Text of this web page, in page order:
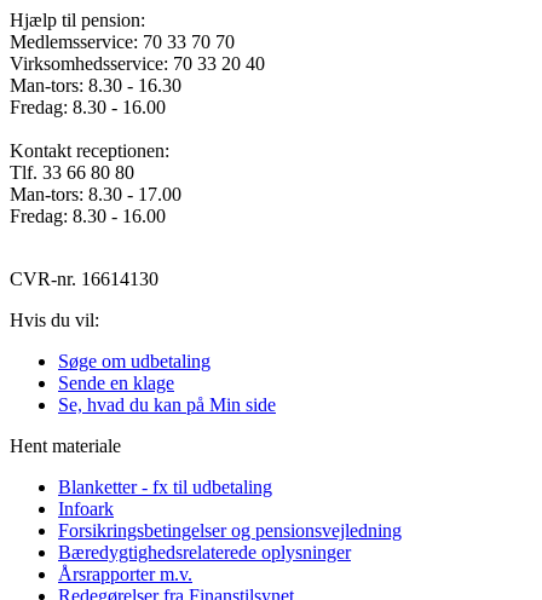
Hjælp til pension:
Medlemsservice: 70 33 70 70
Virksomhedsservice: 70 33 20 40
Man-tors: 8.30 - 16.30
Fredag: 8.30 - 16.00
Kontakt receptionen:
Tlf. 33 66 80 80
Man-tors: 8.30 - 17.00
Fredag: 8.30 - 16.00
CVR-nr. 16614130
Hvis du vil:
Søge om udbetaling
Sende en klage
Se, hvad du kan på Min side
Hent materiale
Blanketter - fx til udbetaling
Infoark
Forsikringsbetingelser og pensionsvejledning
Bæredygtighedsrelaterede oplysninger
Årsrapporter m.v.